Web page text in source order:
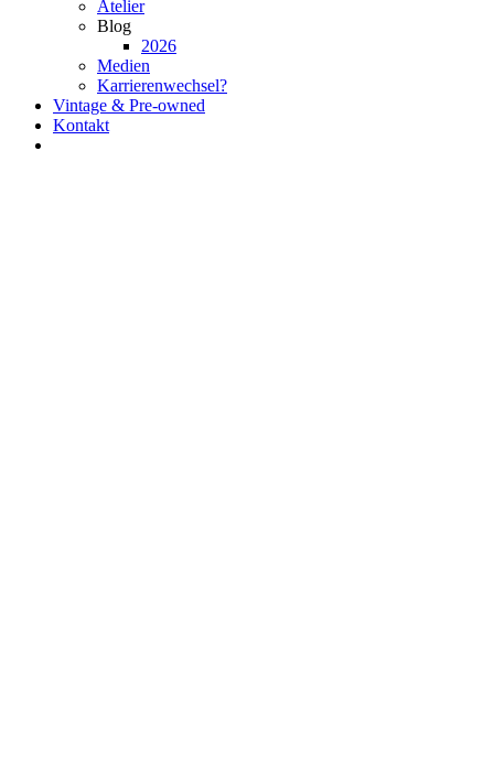
Atelier
Blog
2026
Medien
Karrierenwechsel?
Vintage & Pre-owned
Kontakt